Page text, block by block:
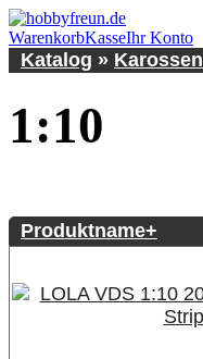
WarenkorbKasseIhr Konto
Katalog » Karossen
1:10
Produktname+